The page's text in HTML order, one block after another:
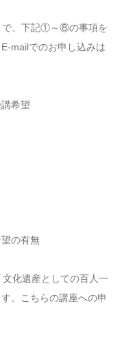
で、下記①～⑧の事項を
mailでのお申し込みは
希望
の有無
化遺産としての百人一
。こちらの講座への申